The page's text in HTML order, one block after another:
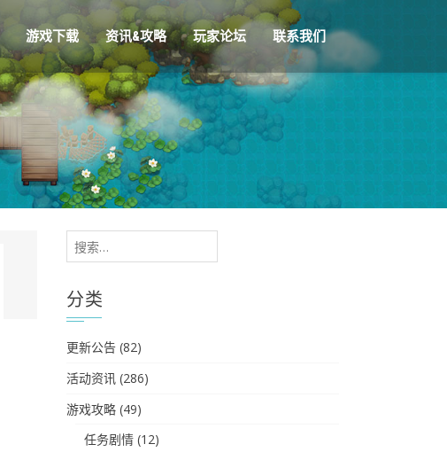
游戏下载 资讯&攻略 玩家论坛 联系我们
搜
索：
分类
更新公告 (82)
活动资讯 (286)
游戏攻略 (49)
任务剧情 (12)